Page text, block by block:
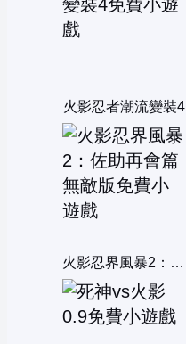
火影忍者潮流變裝4
火影忍界風暴2：佐助再會篇無敵版